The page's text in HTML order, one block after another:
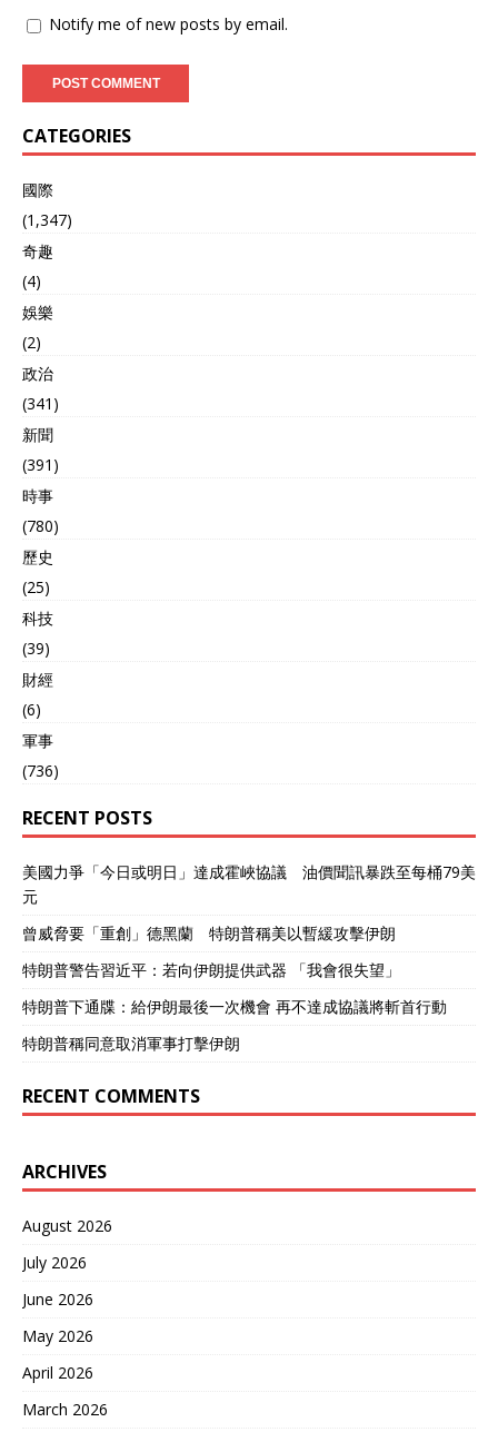
已经不再安全了。 乌克兰武
威力还不小 爱沙尼亚田地里
出现大爆炸 显然如果坐实
空，发射自杀式无人机轰炸
那么俄军是不是也可以发射
战术弹道导弹，去轰炸北约
境内的乌克兰军事目标？包
括消灭乌克兰无人机发射小
组？也不排除，乌克兰当局
故意这么干，试图将战争扩
大化，激化俄罗斯与北约的
矛盾，引发俄罗斯与北约全
面战争。 1000架乌克兰军
队的“芭芭雅嘎”无人轰炸机
被俄军击落 当地时间8月26
孔”无人机小组宣布，已经在
前线摧毁了超过1000架乌克
兰军队的“芭芭雅嘎”无人轰
炸机，其中600多架，是7
月、8月击落的。随后俄罗
斯武装部队“卢比孔”无人机
小组公开了部分，击落乌克
兰军队的“芭芭雅嘎”无人轰
炸机的画面，大部分击落都
是采用了FPV自杀式穿越
军队的“芭芭雅嘎”无人轰炸
机。 乌克兰军队的“芭芭雅
嘎”无人轰炸机损失惨重 芭
芭雅嘎”无人轰炸机可是乌克
兰军队的绝对主力，从俄乌
开战的第一年，2022年，就
克兰军队前线无人机部队官
兵抱怨说，由于乌克兰前线
步兵过于依赖“芭芭雅嘎”无
人轰炸机提供补给，导致俄
军有机会在散兵坑前面，猎
杀“芭芭雅嘎”无人机。这种
重型无人机飞行10-15次，
就会彻底损失。并且随着俄
军反无人机能力加强，乌克
很容易遭到俄军炮击，滑翔
制导炸弹，无人机的打击。
人机很多就是台湾省当局援
助的 乌克兰军队的“芭芭雅
继，成本也不算低，搁乌军
无人机当中层级也不低了，
俄军就盯着星链天线打。乌
克兰军队的“芭芭雅嘎”无人
还有不少，并且“芭芭雅
嘎”无人机，大部分都不是乌
克兰生产的，而是第三方送
来的：早在2022年，台湾省
Notify me of new posts by email.
CATEGORIES
國際
(1,347)
奇趣
(4)
娛樂
(2)
政治
(341)
新聞
(391)
時事
(780)
歷史
(25)
科技
(39)
財經
(6)
軍事
(736)
RECENT POSTS
美國力爭「今日或明日」達成霍峽協議 油價聞訊暴跌至每桶79美
元
曾威脅要「重創」德黑蘭 特朗普稱美以暫緩攻擊伊朗
特朗普警告習近平：若向伊朗提供武器 「我會很失望」
特朗普下通牒：給伊朗最後一次機會 再不達成協議將斬首行動
特朗普稱同意取消軍事打擊伊朗
RECENT COMMENTS
ARCHIVES
August 2026
July 2026
June 2026
May 2026
April 2026
March 2026